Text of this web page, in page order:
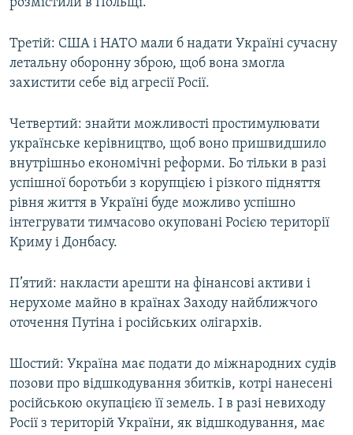
розмістили в Польщі.
Третій: США і НАТО мали б надати Україні сучасну
летальну оборонну зброю, щоб вона змогла
захистити себе від агресії Росії.
Четвертий: знайти можливості простимулювати
українське керівництво, щоб воно пришвидшило
внутрішньо економічні реформи. Бо тільки в разі
успішної боротьби з корупцією і різкого підняття
рівня життя в Україні буде можливо успішно
інтегрувати тимчасово окуповані Росією території
Криму і Донбасу.
П’ятий: накласти арешти на фінансові активи і
нерухоме майно в країнах Заходу найближчого
оточення Путіна і російських олігархів.
Шостий: Україна має подати до міжнародних судів
позови про відшкодування збитків, котрі нанесені
російською окупацією її земель. І в разі невиходу
Росії з територій України, як відшкодування, має